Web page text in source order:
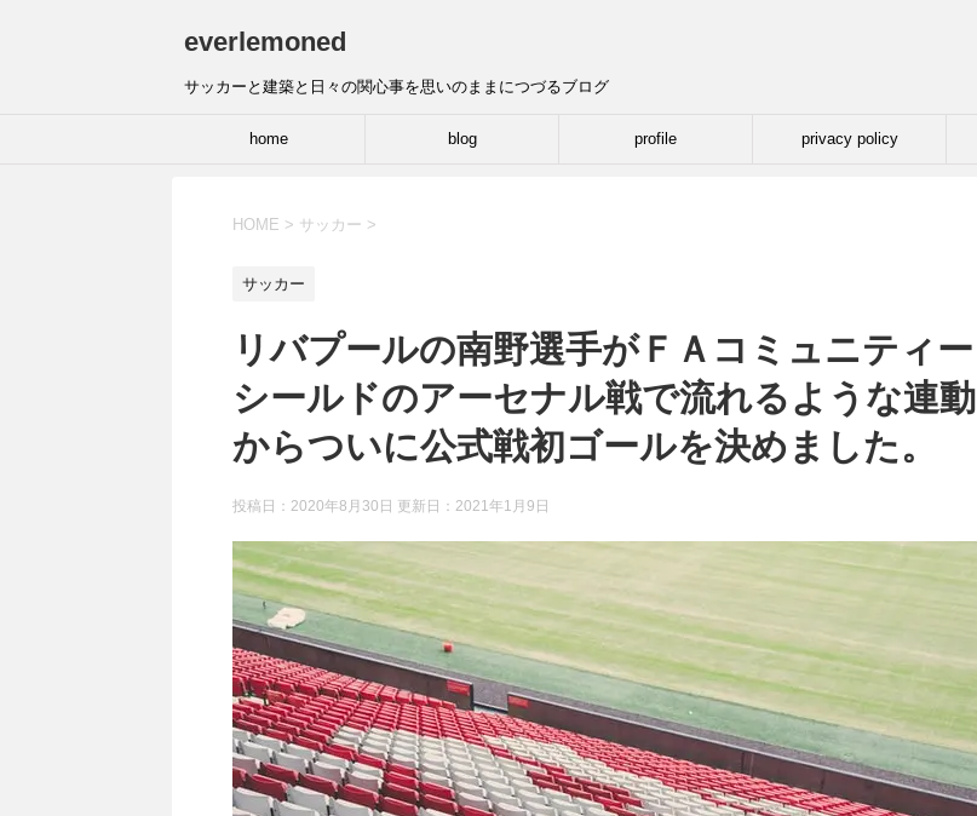
everlemoned
サッカーと建築と日々の関心事を思いのままにつづるブログ
home blog profile privacy policy
HOME > サッカー >
サッカー
リバプールの南野選手がＦＡコミュニティー
シールドのアーセナル戦で流れるような連動
からついに公式戦初ゴールを決めました。
投稿日：2020年8月30日 更新日： 2021年1月9日